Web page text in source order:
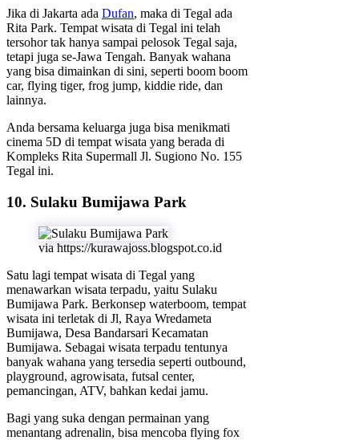
Jika di Jakarta ada Dufan, maka di Tegal ada
Rita Park. Tempat wisata di Tegal ini telah
tersohor tak hanya sampai pelosok Tegal saja,
tetapi juga se-Jawa Tengah. Banyak wahana
yang bisa dimainkan di sini, seperti boom boom
car, flying tiger, frog jump, kiddie ride, dan
lainnya.
Anda bersama keluarga juga bisa menikmati
cinema 5D di tempat wisata yang berada di
Kompleks Rita Supermall Jl. Sugiono No. 155
Tegal ini.
10. Sulaku Bumijawa Park
via https://kurawajoss.blogspot.co.id
Satu lagi tempat wisata di Tegal yang
menawarkan wisata terpadu, yaitu Sulaku
Bumijawa Park. Berkonsep waterboom, tempat
wisata ini terletak di Jl, Raya Wredameta
Bumijawa, Desa Bandarsari Kecamatan
Bumijawa. Sebagai wisata terpadu tentunya
banyak wahana yang tersedia seperti outbound,
playground, agrowisata, futsal center,
pemancingan, ATV, bahkan kedai jamu.
Bagi yang suka dengan permainan yang
menantang adrenalin, bisa mencoba flying fox